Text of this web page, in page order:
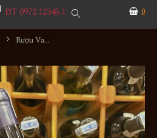
0
ĐT 0972.12345.1
Rượu Vang Attanasio IL Magnifico Rare Blend